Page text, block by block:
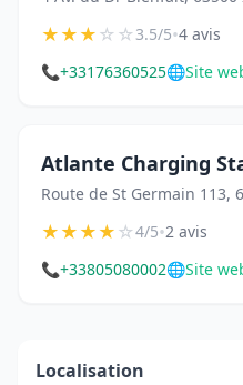
★★★☆☆3.5/5•4 avis
📞+33176360525🌐Site
Atlante Charging
Route de St Germain 113,
★★★★☆4/5•2 avis
📞+33805080002🌐Site
Localisation